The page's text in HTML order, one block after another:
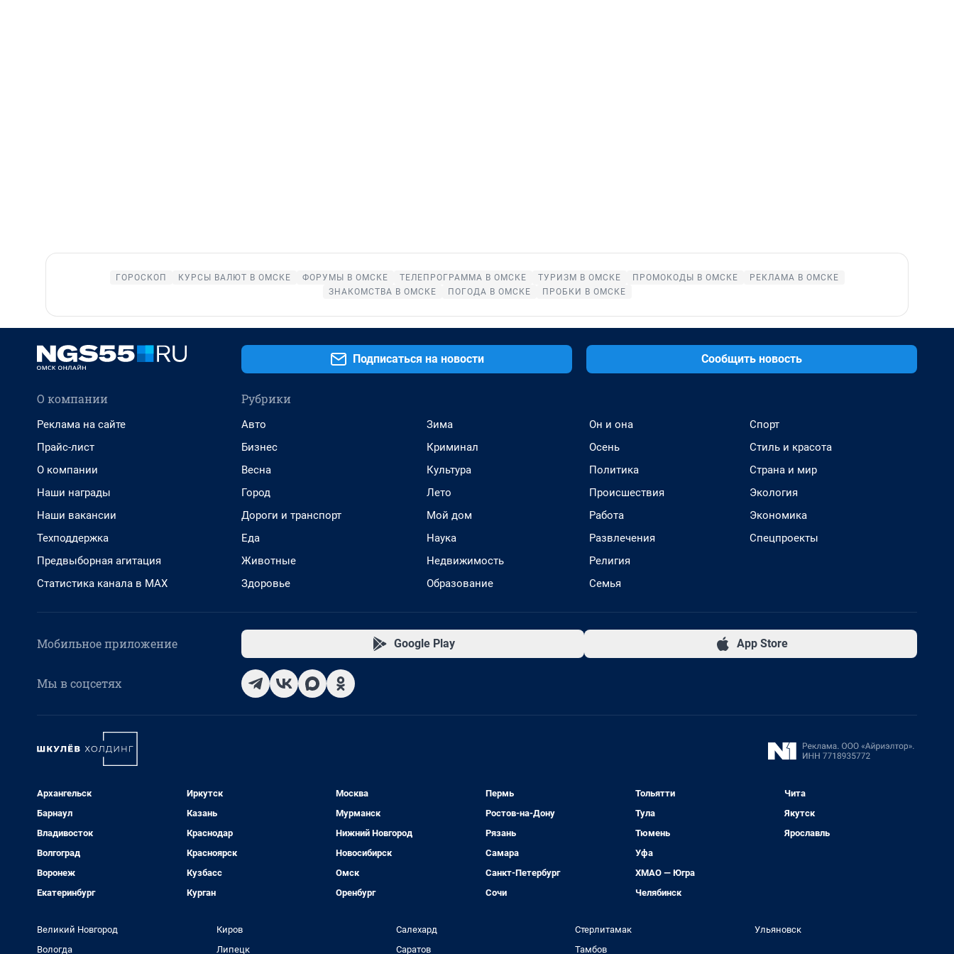
ГОРОСКОП КУРСЫ ВАЛЮТ В ОМСКЕ ФОРУМЫ В ОМСКЕ ТЕЛЕПРОГРАММА В ОМСКЕ ТУРИЗМ В ОМСКЕ ПРОМОКОДЫ В ОМСКЕ
РЕКЛАМА В ОМСКЕ
ЗНАКОМСТВА В ОМСКЕ
ПОГОДА В ОМСКЕ ПРОБКИ В ОМСКЕ
Подписаться на новости Сообщить новость
О компании
Реклама на сайте
Прайс-лист
О компании
Наши награды
Наши вакансии
Техподдержка
Предвыборная агитация
Статистика канала в MAX
Рубрики
Авто
Бизнес
Весна
Город
Дороги и транспорт
Еда
Животные
Здоровье
Зима
Криминал
Культура
Лето
Мой дом
Наука
Недвижимость
Образование
Он и она
Осень
Политика
Происшествия
Работа
Развлечения
Религия
Семья
Спорт
Стиль и красота
Страна и мир
Экология
Экономика
Спецпроекты
Мобильное приложение Google Play App Store
Мы в соцсетях
Архангельск
Барнаул
Владивосток
Волгоград
Воронеж
Екатеринбург
Иркутск
Казань
Краснодар
Красноярск
Кузбасс
Курган
Москва
Мурманск
Нижний Новгород
Новосибирск
Омск
Оренбург
Пермь
Ростов-на-Дону
Рязань
Самара
Санкт-Петербург
Сочи
Тольятти
Тула
Тюмень
Уфа
ХМАО — Югра
Челябинск
Чита
Якутск
Ярославль
Великий Новгород
Вологда
Киров
Липецк
Салехард
Саратов
Стерлитамак
Тамбов
Ульяновск